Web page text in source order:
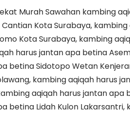
Murah Sawahan kambing
Kota Surabaya,
Kota Surabaya, kambing
harus jantan apa betina
betina Sidotopo Wetan
kambing aqiqah harus
aqiqah harus jantan
betina Lidah Kulon